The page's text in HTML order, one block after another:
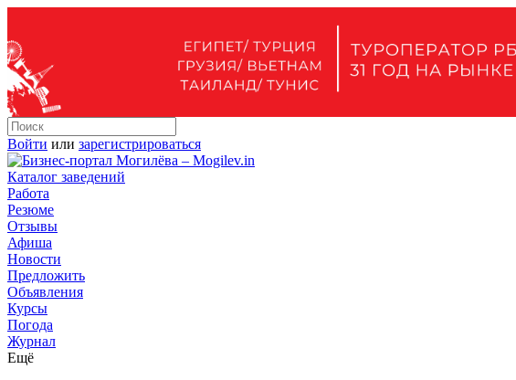
Войти или зарегистрироваться
Каталог заведений
Работа
Резюме
Отзывы
Афиша
Новости
Предложить
Объявления
Курсы
Погода
Журнал
Ещё